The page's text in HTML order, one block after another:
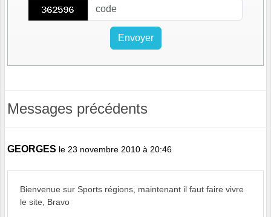
Envoyer
Messages précédents
GEORGES le 23 novembre 2010 à 20:46
Bienvenue sur Sports régions, maintenant il faut faire vivre
le site, Bravo